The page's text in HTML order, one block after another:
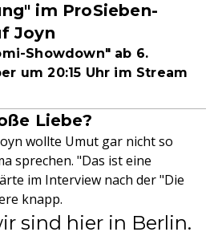
im ProSieben-
Joyn
Showdown" ab 6.
um 20:15 Uhr im Stream
Liebe?
wollte Umut gar nicht so
sprechen. "Das ist eine
im Interview nach der "Die
knapp.
sind hier in Berlin.